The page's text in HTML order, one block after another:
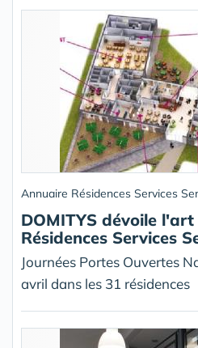
Annuaire Résidences Services
DOMITYS dévoile
Résidences Services
Journées Portes Ouvertes
avril dans les 31 résidences